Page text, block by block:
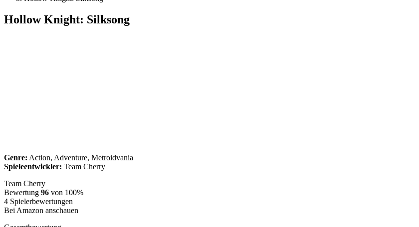
Hollow Knight: Silksong
Genre: Action, Adventure, Metroidvania
Spieleentwickler: Team Cherry
Team Cherry
Bewertung 96 von 100%
4 Spielerbewertungen
Bei Amazon anschauen